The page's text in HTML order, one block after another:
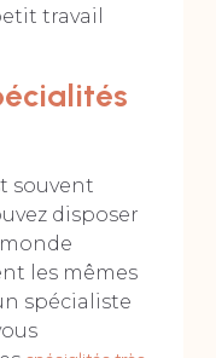
travail
souvent
disposer
les mêmes
spécialiste